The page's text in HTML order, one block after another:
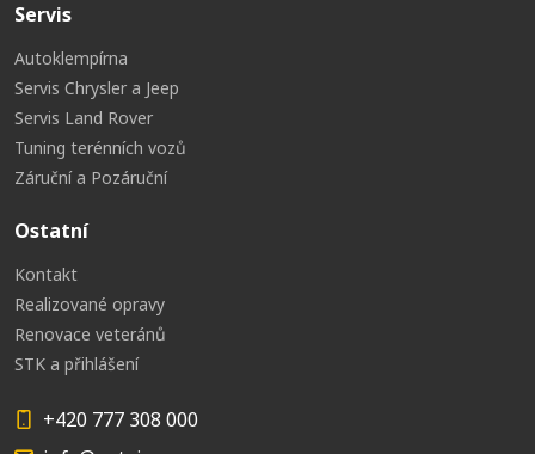
Servis
Autoklempírna
Servis Chrysler a Jeep
Servis Land Rover
Tuning terénních vozů
Záruční a Pozáruční
Ostatní
Kontakt
Realizované opravy
Renovace veteránů
STK a přihlášení
+420 777 308 000